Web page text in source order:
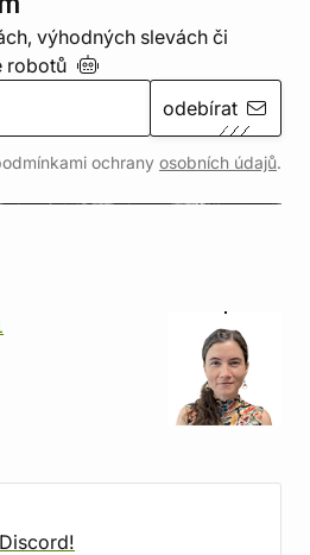
výhodných slevách či
robotů
odebírat
ochrany osobních údajů.